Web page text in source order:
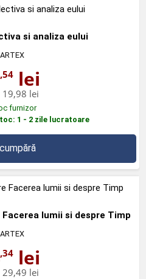
si analiza eului
,54 lei
19,98 lei
furnizor
1 - 2 zile lucratoare
cumpără
lumii si despre Timp
,34 lei
29,49 lei